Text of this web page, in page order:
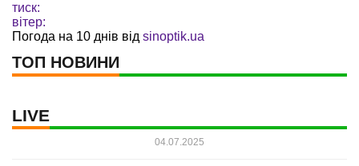
тиск:
вітер:
Погода на 10 днів від sinoptik.ua
ТОП НОВИНИ
LIVE
04.07.2025